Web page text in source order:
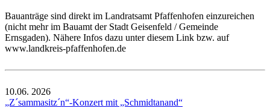
Bauanträge sind direkt im Landratsamt Pfaffenhofen einzureichen
(nicht mehr im Bauamt der Stadt Geisenfeld / Gemeinde
Ernsgaden). Nähere Infos dazu unter diesem Link bzw. auf
www.landkreis-pfaffenhofen.de
10.06. 2026
„Z´sammasitz´n“-Konzert mit „Schmidtanand“